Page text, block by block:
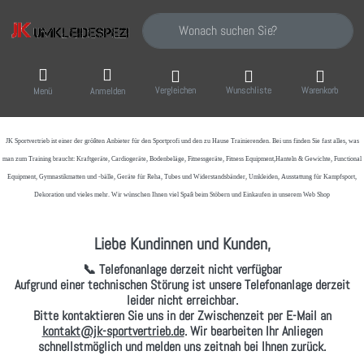
Geben Sie einen Suchbegriff ein. Während
Menü Anmelden Vergleichen Wunschliste Warenkorb
JK Sportvertrieb ist einer der größten Anbieter für den Sportprofi und den zu Hause Trainierenden. Bei uns finden Sie fast alles, was
man zum Training braucht: Kraftgeräte, Cardiogeräte, Bodenbeläge, Fitnessgeräte, Fitness Equipment,Hanteln & Gewichte, Functional
Equipment, Gymnastikmatten und -bälle, Geräte für Reha, Tubes und Widerstandsbänder, Umkleiden, Ausstattung für Kampfsport,
Dekoration und vieles mehr. Wir wünschen Ihnen viel Spaß beim Stöbern und Einkaufen in unserem Web Shop
Liebe Kundinnen und Kunden,
📞 Telefonanlage derzeit nicht verfügbar
Aufgrund einer technischen Störung ist unsere Telefonanlage derzeit
leider nicht erreichbar.
Bitte kontaktieren Sie uns in der Zwischenzeit per E-Mail an
kontakt@jk-sportvertrieb.de. Wir bearbeiten Ihr Anliegen
schnellstmöglich und melden uns zeitnah bei Ihnen zurück.